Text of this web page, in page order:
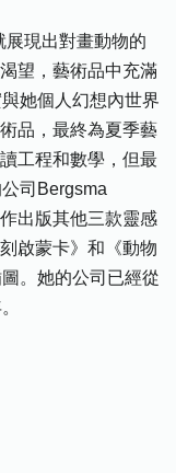
展現出對畫動物的
望，藝術品中充滿
她個人幻想內世界
品，最終為夏季藝
工程和數學，但最
司Bergsma
出版其他三款靈感
啟蒙卡》和《動物
。她的公司已經從